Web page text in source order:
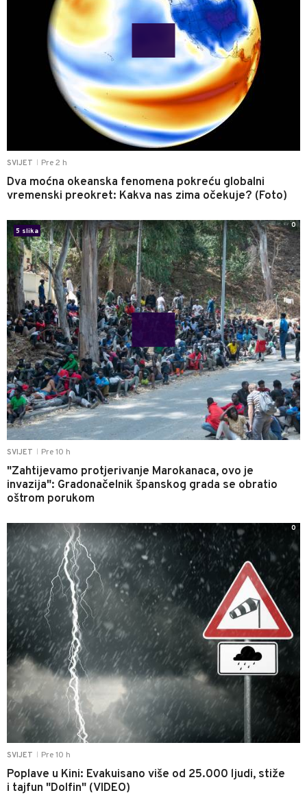
SVIJET Pre 2 h
Dva moćna okeanska fenomena pokreću globalni
vremenski preokret: Kakva nas zima očekuje? (Foto)
SVIJET Pre 10 h
"Zahtijevamo protjerivanje Marokanaca, ovo je
invazija": Gradonačelnik španskog grada se obratio
oštrom porukom
5 slika
0
SVIJET Pre 10 h
Poplave u Kini: Evakuisano više od 25.000 ljudi, stiže
i tajfun "Dolfin" (VIDEO)
0